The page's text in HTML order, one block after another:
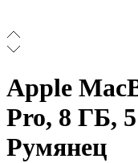
Apple
Pro, 8 ГБ,
Румянец